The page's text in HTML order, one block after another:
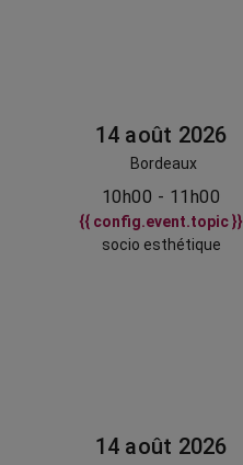
14 août 2026
Bordeaux
10h00 - 11h00
{{ config.event.topic }}
socio esthétique
14 août 2026